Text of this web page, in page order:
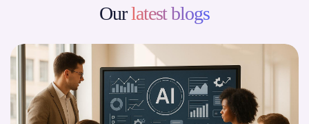
Ourlatest blogs